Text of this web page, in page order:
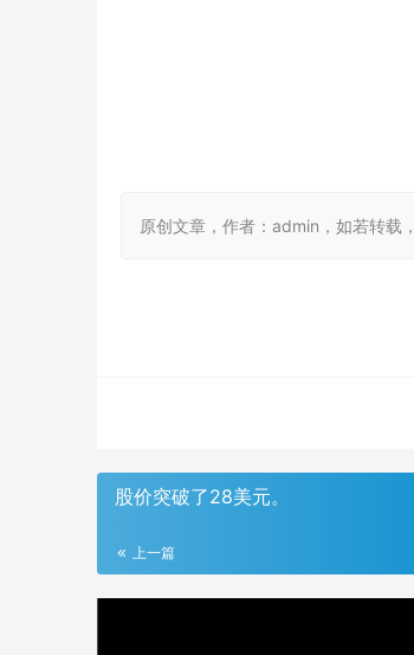
原创文章，作者：admin，如若转
股价突破了28美元。
上一篇